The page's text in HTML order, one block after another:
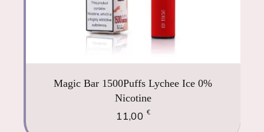
Magic Bar 1500Puffs Lychee Ice 0%
Nicotine
11,00 €